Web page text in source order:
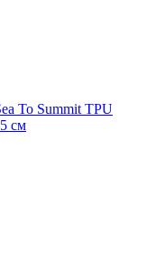
To Summit TPU
см